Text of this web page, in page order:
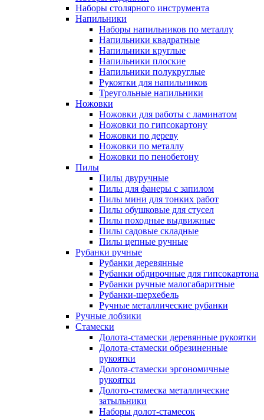
Наборы столярного инструмента
Напильники
Наборы напильников по металлу
Напильники квадратные
Напильники круглые
Напильники плоские
Напильники полукруглые
Рукоятки для напильников
Треугольные напильники
Ножовки
Ножовки для работы с ламинатом
Ножовки по гипсокартону
Ножовки по дереву
Ножовки по металлу
Ножовки по пенобетону
Пилы
Пилы двуручные
Пилы для фанеры с запилом
Пилы мини для тонких работ
Пилы обушковые для стусел
Пилы походные выдвижные
Пилы садовые складные
Пилы цепные ручные
Рубанки ручные
Рубанки деревянные
Рубанки обдирочные для гипсокартона
Рубанки ручные малогабаритные
Рубанки-шерхебель
Ручные металлические рубанки
Ручные лобзики
Стамески
Долота-стамески деревянные рукоятки
Долота-стамески обрезиненные
рукоятки
Долота-стамески эргономичные
рукоятки
Долото-стамеска металлические
затыльники
Наборы долот-стамесок